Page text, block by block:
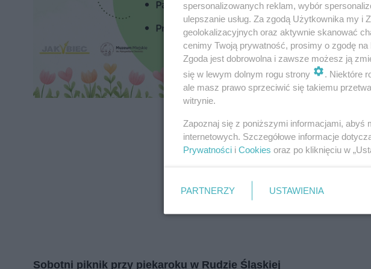
Sobotni piknik przy piekaroku w Rudzie Śląskiej
Wydawca mediów lokalnych
zapoznać się z:
polityką prywatności regulamin korzystania z portali
spersonalizowanych reklam, wybór
ulepszanie usług. Za zgodą Użytkownika my i
geolokalizacyjnych oraz aktywnie skanować
cenimy Twoją prywatność, prosimy o zgodę
Zgoda jest dobrowolna i zawsze możesz ją
się w lewym dolnym rogu strony
. Niektóre
ale masz prawo sprzeciwić się takiemu
witrynie.
Zapoznaj się z poniższymi informacjami, abyś
internetowych. Szczegółowe informacje
Prywatności i Cookies oraz po kliknięciu w
PARTNERZY USTAWIENIA